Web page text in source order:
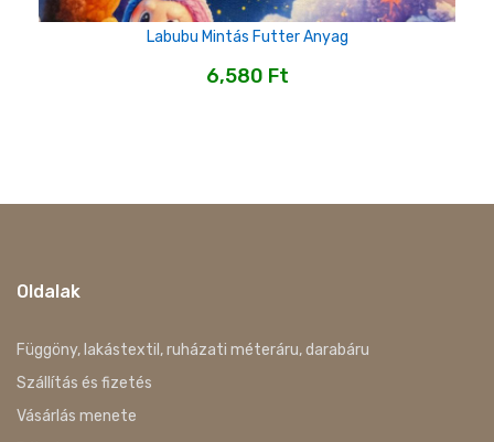
Labubu Mintás Futter Anyag
6,580 Ft
Oldalak
Függöny, lakástextil, ruházati méteráru, darabáru
Szállítás és fizetés
Vásárlás menete